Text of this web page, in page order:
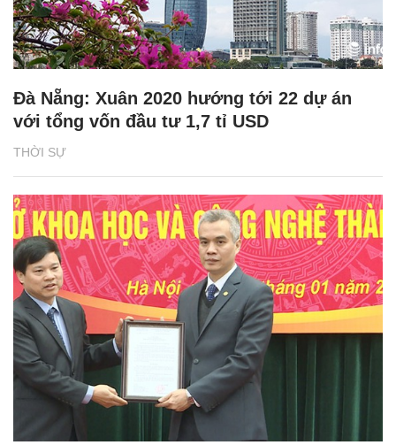
THỜI SỰ
Đà Nẵng: Xuân 2020 hướng tới 22 dự án
với tổng vốn đầu tư 1,7 tỉ USD